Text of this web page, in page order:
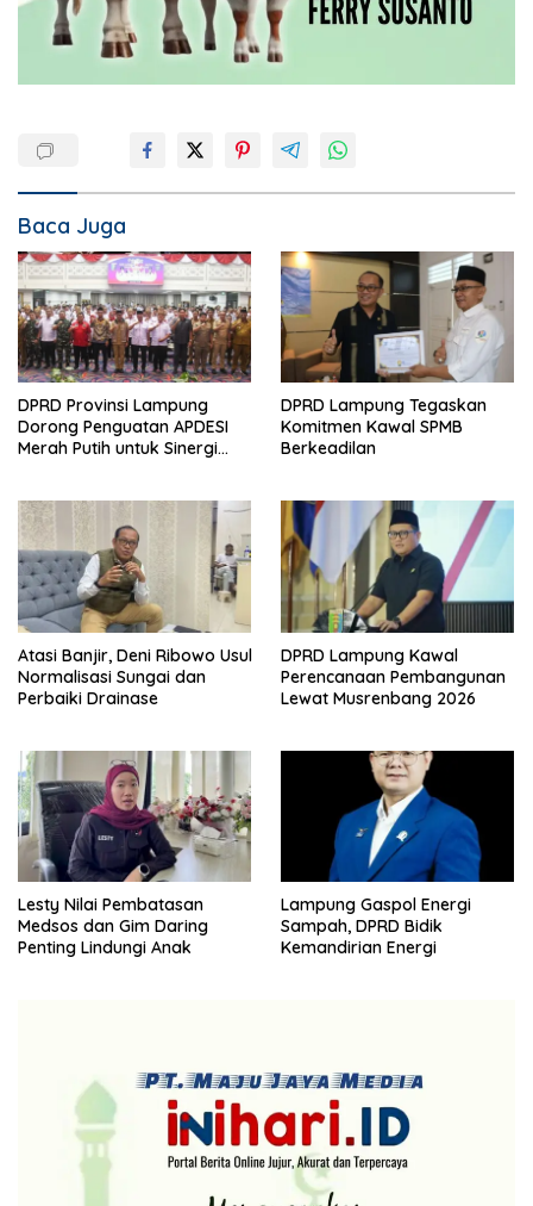
Baca Juga
DPRD Provinsi Lampung
Dorong Penguatan APDESI
Merah Putih untuk Sinergi
DPRD Lampung Tegaskan
Komitmen Kawal SPMB
Berkeadilan
Atasi Banjir, Deni Ribowo Usul
Normalisasi Sungai dan
Perbaiki Drainase
DPRD Lampung Kawal
Perencanaan Pembangunan
Lewat Musrenbang 2026
Lesty Nilai Pembatasan
Medsos dan Gim Daring
Penting Lindungi Anak
Lampung Gaspol Energi
Sampah, DPRD Bidik
Kemandirian Energi